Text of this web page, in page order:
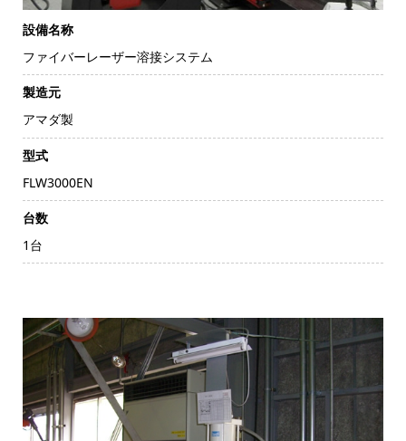
設備名称
ファイバーレーザー溶接システム
製造元
アマダ製
型式
FLW3000EN
台数
1台